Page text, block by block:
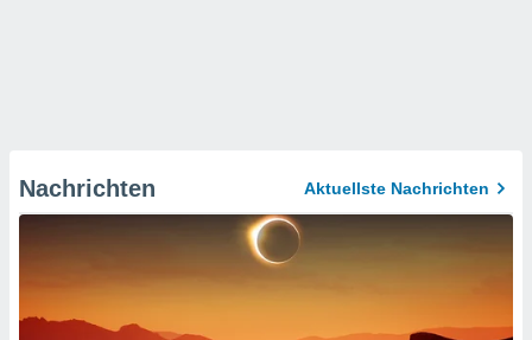
Nachrichten Aktuellste Nachrichten